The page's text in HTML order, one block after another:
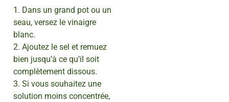
1. Dans un grand pot ou un
seau, versez le vinaigre
blanc.
2. Ajoutez le sel et remuez
bien jusqu’à ce qu’il soit
complètement dissous.
3. Si vous souhaitez une
solution moins concentrée,